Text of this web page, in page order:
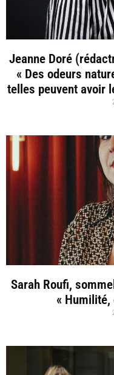
Jeanne Doré
« Des odeurs
telles peuvent avoir
Sarah Roufi,
« Humilité,